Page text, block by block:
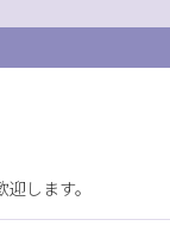
します。